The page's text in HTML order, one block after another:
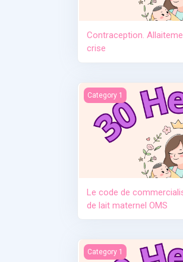
Contraception.
crise
Le code de
Category 1
Le code de
de lait maternel OMS
Manque de lait et
Category 1